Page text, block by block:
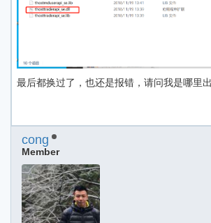
最后都换过了，也还是报错，请问我是哪里
cong
Member